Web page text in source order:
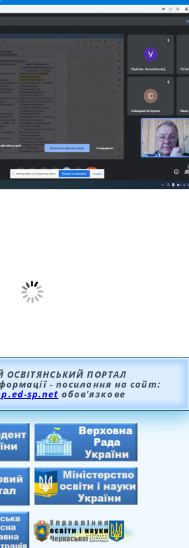
ОСВІТЯНСЬКИЙ ПОРТАЛ
- посилання на сайт:
sp.net обов’язкове